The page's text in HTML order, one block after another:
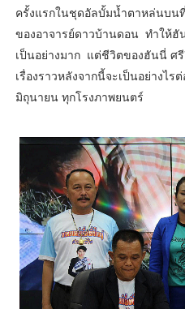
ครั้งแรกในชุดอัลบั้มน้ำตาหล่นบน
ของอาจารย์ดาวบ้านดอน ทำให้ฮั
เป็นอย่างมาก แต่ชีวิตของฮันนี่ ศ
เรื่องราวหลังจากนี้จะเป็นอย่างไ
มิถุนายน ทุกโรงภาพยนตร์